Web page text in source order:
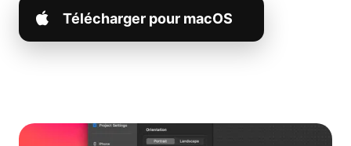
Télécharger pour macOS